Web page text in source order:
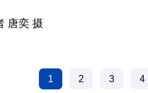
唐奕 摄
1 2 3 4